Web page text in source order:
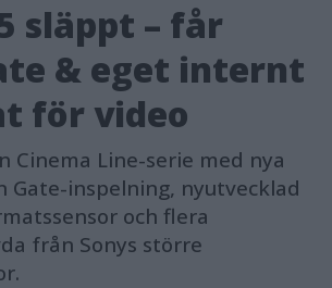
släppt – får
& eget internt
för video
Cinema Line-serie med nya
Gate-inspelning, nyutvecklad
och flera
från Sonys större